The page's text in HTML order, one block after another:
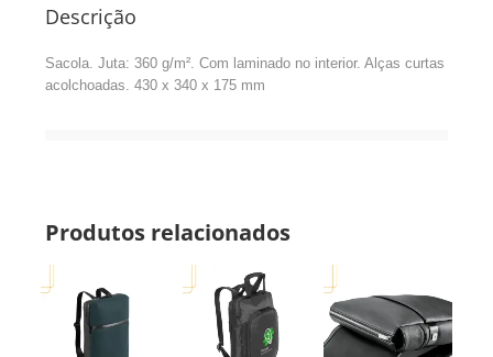
Descrição
Sacola. Juta: 360 g/m². Com laminado no interior. Alças curtas
acolchoadas. 430 x 340 x 175 mm
Produtos relacionados